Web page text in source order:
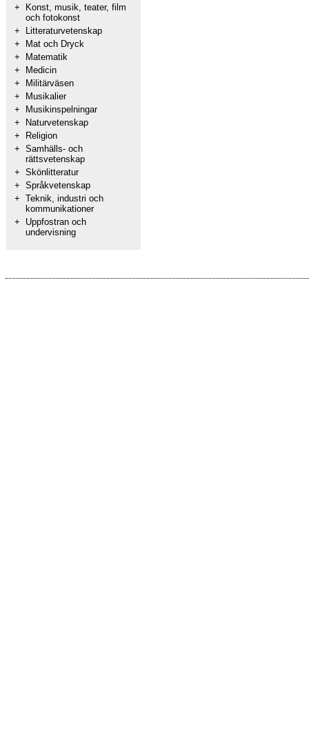
+
Konst, musik, teater, film
och fotokonst
+
Litteraturvetenskap
+
Mat och Dryck
+
Matematik
+
Medicin
+
Militärväsen
+
Musikalier
+
Musikinspelningar
+
Naturvetenskap
+
Religion
+ Samhälls- och
rättsvetenskap
+ Skönlitteratur
+ Språkvetenskap
+ Teknik, industri och
kommunikationer
+
Uppfostran och
undervisning